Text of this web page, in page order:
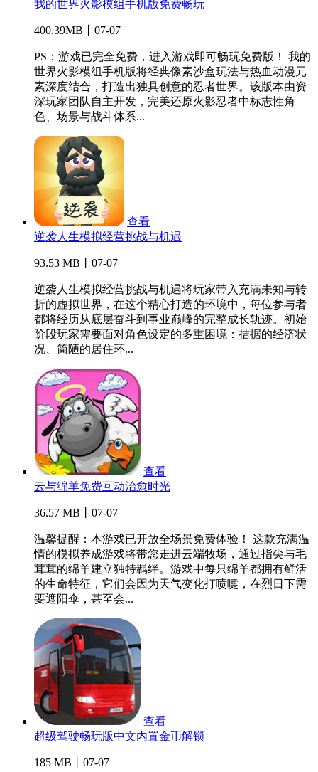
我的世界火影模组手机版免费畅玩
400.39MB丨07-07
PS：游戏已完全免费，进入游戏即可畅玩免费版！ 我的
世界火影模组手机版将经典像素沙盒玩法与热血动漫元
素深度结合，打造出独具创意的忍者世界。该版本由资
深玩家团队自主开发，完美还原火影忍者中标志性角
色、场景与战斗体系...
查看
逆袭人生模拟经营挑战与机遇
93.53 MB丨07-07
逆袭人生模拟经营挑战与机遇将玩家带入充满未知与转
折的虚拟世界，在这个精心打造的环境中，每位参与者
都将经历从底层奋斗到事业巅峰的完整成长轨迹。初始
阶段玩家需要面对角色设定的多重困境：拮据的经济状
况、简陋的居住环...
查看
云与绵羊免费互动治愈时光
36.57 MB丨07-07
温馨提醒：本游戏已开放全场景免费体验！ 这款充满温
情的模拟养成游戏将带您走进云端牧场，通过指尖与毛
茸茸的绵羊建立独特羁绊。游戏中每只绵羊都拥有鲜活
的生命特征，它们会因为天气变化打喷嚏，在烈日下需
要遮阳伞，甚至会...
查看
超级驾驶畅玩版中文内置金币解锁
185 MB丨07-07